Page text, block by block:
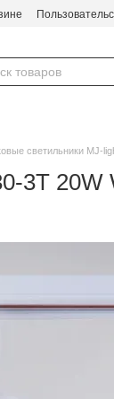
светильники MJ-
3T 20W